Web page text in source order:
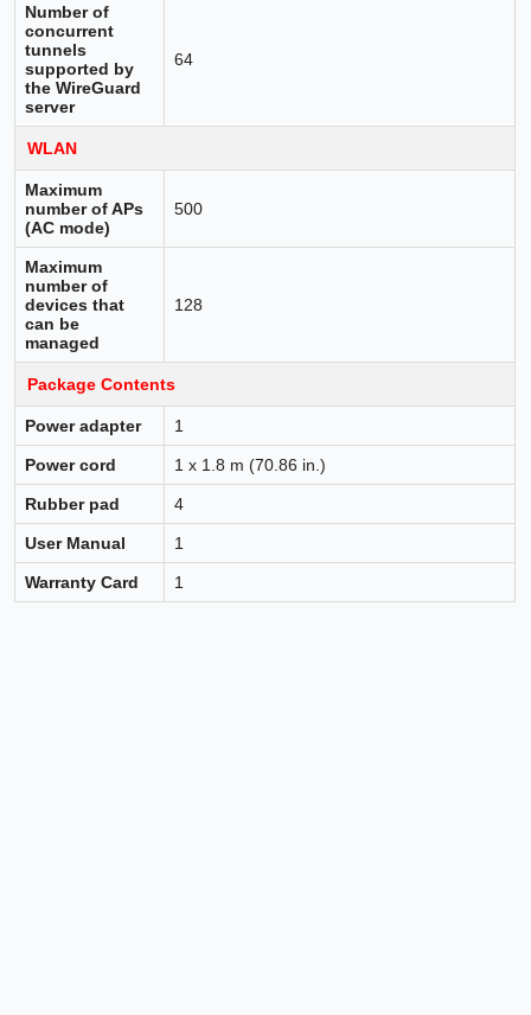
Number of
concurrent
tunnels
supported by
the WireGuard
server
64
WLAN
Maximum
number of APs
(AC mode)
500
Maximum
number of
devices that
can be
managed
128
Package Contents
Power adapter 1
Power cord 1 x 1.8 m (70.86 in.)
Rubber pad 4
User Manual 1
Warranty Card 1